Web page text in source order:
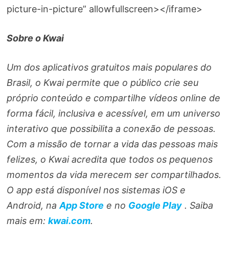
picture-in-picture” allowfullscreen></iframe>
Sobre o Kwai
Um dos aplicativos gratuitos mais populares do
Brasil, o Kwai permite que o público crie seu
próprio conteúdo e compartilhe vídeos online de
forma fácil, inclusiva e acessível, em um universo
interativo que possibilita a conexão de pessoas.
Com a missão de tornar a vida das pessoas mais
felizes, o Kwai acredita que todos os pequenos
momentos da vida merecem ser compartilhados.
O app está disponível nos sistemas iOS e
Android, naApp Store e no Google Play . Saiba
mais em: kwai.com.